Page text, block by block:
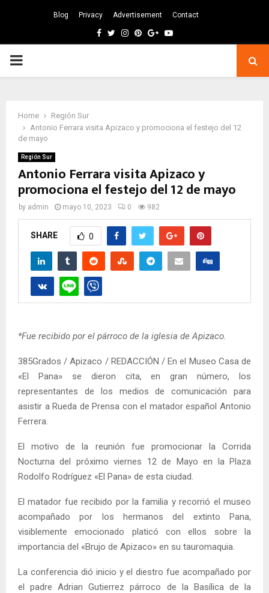
Blog Privacy Advertisement Contact
Facebook
TwitterInstagram
Pinterest
GoogleYoutube
PRIMARY
Home
Región Sur
Antonio Ferrara visita Apizaco y promociona el festejo del 12
de mayo
Región Sur
Antonio Ferrara visita Apizaco y
promociona el festejo del 12 de mayo
by admin mayo 10, 2023 0 982
SHARE 0
*Fue recibido por el párroco de la iglesia de Apizaco.
385Grados / Apizaco / REDACCIÓN / En el Museo Casa de
«El Pana» se dieron cita, en gran número, los
representantes de los medios de comunicación para
asistir a Rueda de Prensa con el matador español Antonio
Ferrera.
El motivo de la reunión fue promocionar la Corrida
Nocturna del próximo viernes 12 de Mayo en la Plaza
Rodolfo Rodríguez «El Pana» de esta ciudad.
El matador fue recibido por la familia y recorrió el museo
acompañado por los hermanos del extinto Pana,
visiblemente emocionado platicó con ellos sobre la
importancia del «Brujo de Apizaco» en su tauromaquia.
La conferencia dió inicio y el diestro fue acompañado por
el padre Adrian Gutierrez párroco de la Basílica de la